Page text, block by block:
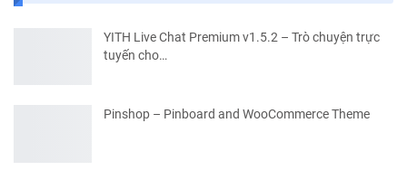
YITH Live Chat Premium v1.5.2 – Trò chuyện trực
tuyến cho…
Pinshop – Pinboard and WooCommerce Theme